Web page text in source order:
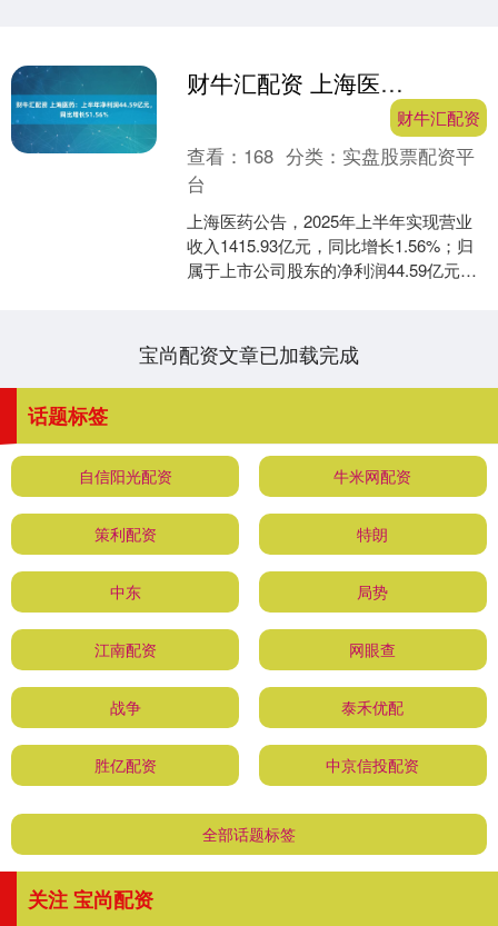
财牛汇配资 上海医药：上半年净利润44.59亿元，同比增长51.56%
财牛汇配资
查看： 168 分类： 实盘股票配资平
台
上海医药公告，2025年上半年实现营业
收入1415.93亿元，同比增长1.56%；归
属于上市公司股东的净利润44.59亿元，
宝尚配资文章已加载完成
话题标签
自信阳光配资 牛米网配资
策利配资 特朗
中东 局势
江南配资 网眼查
战争 泰禾优配
胜亿配资 中京信投配资
全部话题标签
关注 宝尚配资